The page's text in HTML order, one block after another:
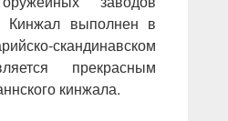
Кинжал выполнен в
скандинавском
прекрасным
кинжала.